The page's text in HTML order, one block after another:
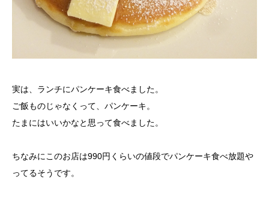
実は、ランチにパンケーキ食べました。
ご飯ものじゃなくって、パンケーキ。
たまにはいいかなと思って食べました。
ちなみにこのお店は990円くらいの値段でパンケーキ食べ放題や
ってるそうです。